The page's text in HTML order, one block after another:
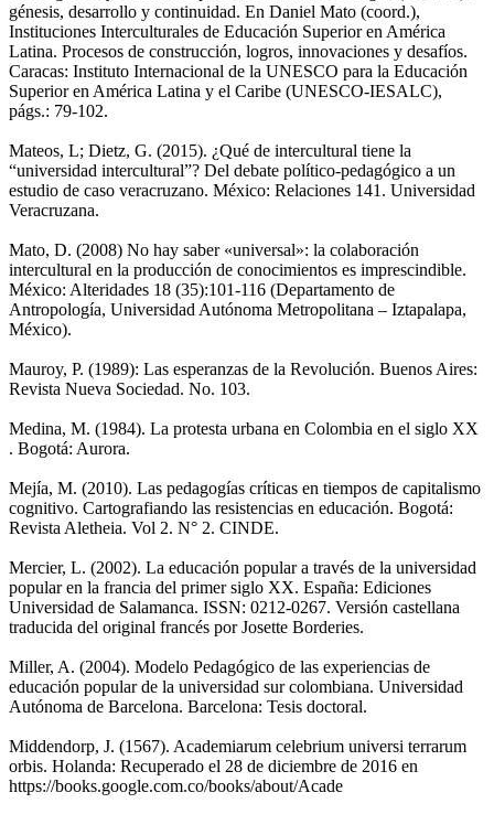
génesis, desarrollo y continuidad. En Daniel Mato (coord.),
Instituciones Interculturales de Educación Superior en América
Latina. Procesos de construcción, logros, innovaciones y desafíos.
Caracas: Instituto Internacional de la UNESCO para la Educación
Superior en América Latina y el Caribe (UNESCO-IESALC),
págs.: 79-102.
Mateos, L; Dietz, G. (2015). ¿Qué de intercultural tiene la
“universidad intercultural”? Del debate político-pedagógico a un
estudio de caso veracruzano. México: Relaciones 141. Universidad
Veracruzana.
Mato, D. (2008) No hay saber «universal»: la colaboración
intercultural en la producción de conocimientos es imprescindible.
México: Alteridades 18 (35):101-116 (Departamento de
Antropología, Universidad Autónoma Metropolitana – Iztapalapa,
México).
Mauroy, P. (1989): Las esperanzas de la Revolución. Buenos Aires:
Revista Nueva Sociedad. No. 103.
Medina, M. (1984). La protesta urbana en Colombia en el siglo XX
. Bogotá: Aurora.
Mejía, M. (2010). Las pedagogías críticas en tiempos de capitalismo
cognitivo. Cartografiando las resistencias en educación. Bogotá:
Revista Aletheia. Vol 2. N° 2. CINDE.
Mercier, L. (2002). La educación popular a través de la universidad
popular en la francia del primer siglo XX. España: Ediciones
Universidad de Salamanca. ISSN: 0212-0267. Versión castellana
traducida del original francés por Josette Borderies.
Miller, A. (2004). Modelo Pedagógico de las experiencias de
educación popular de la universidad sur colombiana. Universidad
Autónoma de Barcelona. Barcelona: Tesis doctoral.
Middendorp, J. (1567). Academiarum celebrium universi terrarum
orbis. Holanda: Recuperado el 28 de diciembre de 2016 en
https://books.google.com.co/books/about/Acade